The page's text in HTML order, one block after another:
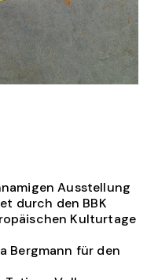
Ausstellung
durch den BBK
Kulturtage
Bergmann für den